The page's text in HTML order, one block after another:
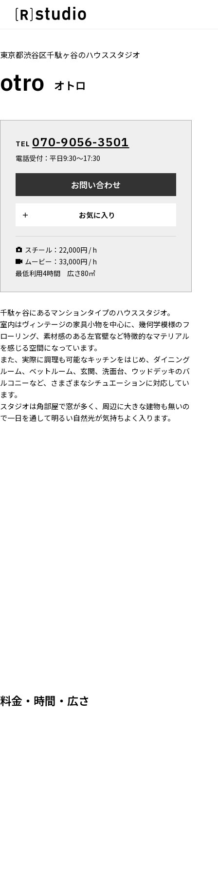
IMAGE
SCENE
部屋ごとに写真で見比べたい
ひとつのスタジオであれもこれも
LOCATION
カフェやオフィスなどロケシーンも
ALL FILTER
スタジオを探す
SCENE
VARIATION
SIZE&PRICE
すべての選択肢からスタジオを探す
スタジオ一覧
マップから探す
お気に入り
特集
お知らせ
会社概要
お問い合わせ
掲載のお問い合わせ
プライバシーポリシー
東京都渋谷区千駄ヶ谷のハウススタジオ
otro オトロ
TEL 070-9056-3501
電話受付：平日9:30〜17:30
お問い合わせ
お気に入り
スチール： 22,000円 / h
ムービー：33,000円 / h
最低利用4時間
広さ80㎡
千駄ヶ谷にあるマンションタイプのハウススタジオ。
室内はヴィンテージの家具小物を中心に、幾何学模様のフ
ローリング、素材感のある左官壁など特徴的なマテリアル
を感じる空間になっています。
また、実際に調理も可能なキッチンをはじめ、ダイニング
ルーム、ベットルーム、玄関、洗面台、ウッドデッキのバ
ルコニーなど、さまざまなシチュエーションに対応してい
ます。
スタジオは角部屋で窓が多く、周辺に大きな建物も無いの
で一日を通して明るい自然光が気持ちよく入ります。
料金・時間・広さ